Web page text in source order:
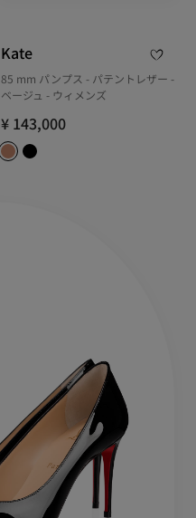
Kate
85 mm パンプス - パテントレザー -
ベージュ - ウィメンズ
¥ 143,000